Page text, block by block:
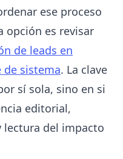
ese proceso
opción es revisar
de leads en
de sistema. La clave
sí sola, sino en si
editorial,
lectura del impacto